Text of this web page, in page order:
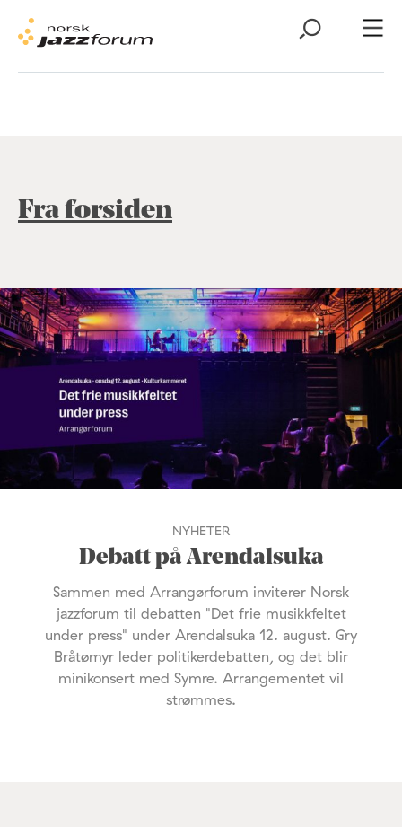
Fra forsiden
NYHETER
Debatt på Arendalsuka
Sammen med Arrangørforum inviterer Norsk
jazzforum til debatten "Det frie musikkfeltet
under press" under Arendalsuka 12. august. Gry
Bråtømyr leder politikerdebatten, og det blir
minikonsert med Symre. Arrangementet vil
strømmes.